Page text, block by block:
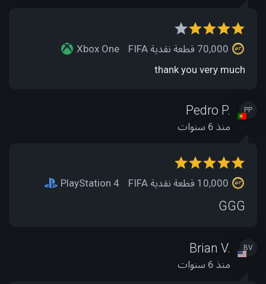
Xbox One
thank you very much
PP
Pedro P.
منذ 6 سنوات
PlayStation 4
GGG
BV
Brian V.
منذ 6 سنوات